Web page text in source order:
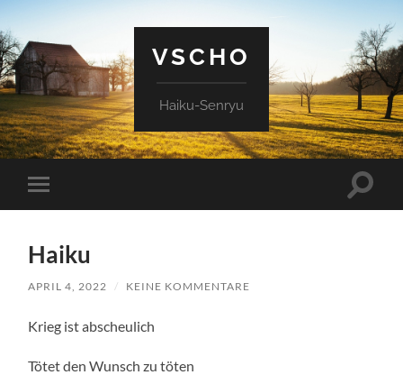
VSCHO
Haiku-Senryu
Mobile-
Menü
Haiku
APRIL 4, 2022 / KEINE KOMMENTARE
Krieg ist abscheulich
Tötet den Wunsch zu töten